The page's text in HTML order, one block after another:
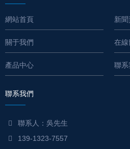
網站首頁 新
關于我們 在線
產品中心 聯系
聯系我們
聯系人：吳先生
139-1323-7557